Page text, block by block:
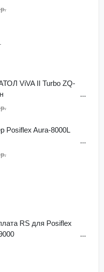
ViVA II Turbo ZQ-
Posiflex Aura-8000L
RS для Posiflex